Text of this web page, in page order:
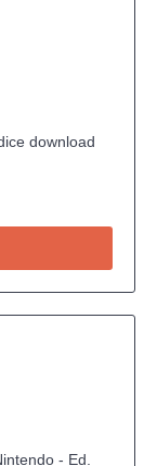
download
- Ed.